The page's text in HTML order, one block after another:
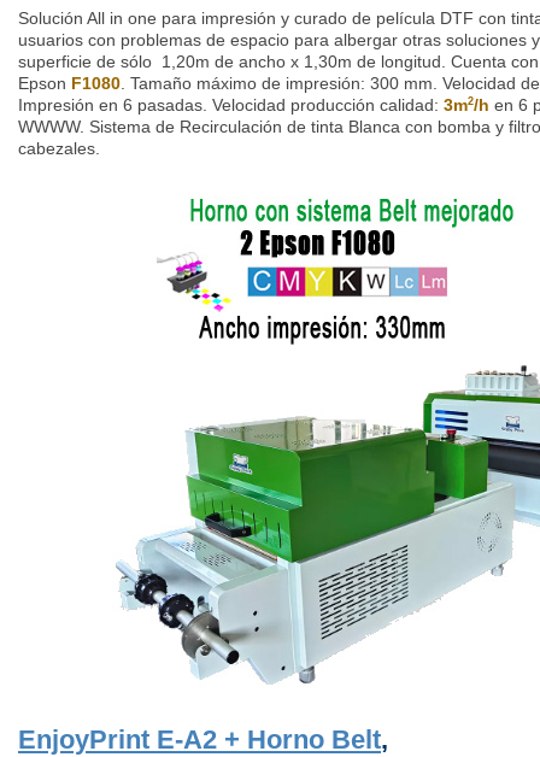
Solución All in one para impresión y curado de película DTF con
usuarios con problemas de espacio para albergar otras soluciones
superficie de sólo 1,20m de ancho x 1,30m de longitud. Cuenta
Epson F1080 . Tamaño máximo de impresión: 300 mm. Velocidad
Impresión en 6 pasadas. Velocidad producción calidad: 3m2/h en 6
WWWW. Sistema de Recirculación de tinta Blanca con bomba y
cabezales.
EnjoyPrint E-A2 + Horno Belt,